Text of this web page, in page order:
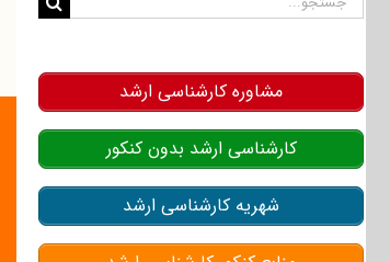
مشاوره کارشناسی ارشد
کارشناسی ارشد بدون کنکور
شهریه کارشناسی ارشد